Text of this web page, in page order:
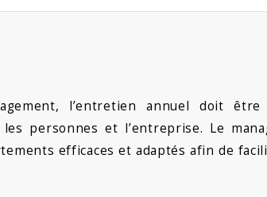
l’entretien annuel doit être
personnes et l’entreprise. Le
efficaces et adaptés afin de